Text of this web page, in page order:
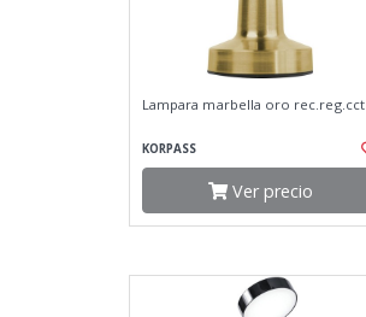
Lampara marbella oro rec.reg.cct
KORPASS
Ver precio